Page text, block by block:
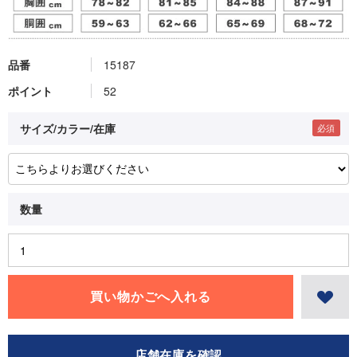
品番
15187
ポイント
52
サイズ/カラー/在庫